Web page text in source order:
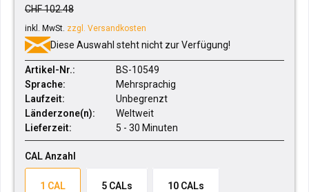
CHF 102.48
inkl. MwSt. zzgl. Versandkosten
Diese Auswahl steht nicht zur Verfügung!
Artikel-Nr.:
BS-10549
Sprache:
Mehrsprachig
Laufzeit:
Unbegrenzt
Länderzone(n):
Weltweit
Lieferzeit:
5 - 30 Minuten
CAL Anzahl
1 CAL 5 CALs 10 CALs